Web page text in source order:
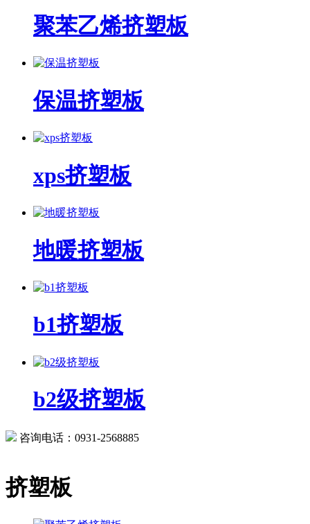
聚苯乙烯挤塑板
保温挤塑板
xps挤塑板
地暖挤塑板
b1挤塑板
b2级挤塑板
咨询电话：0931-2568885
挤塑板